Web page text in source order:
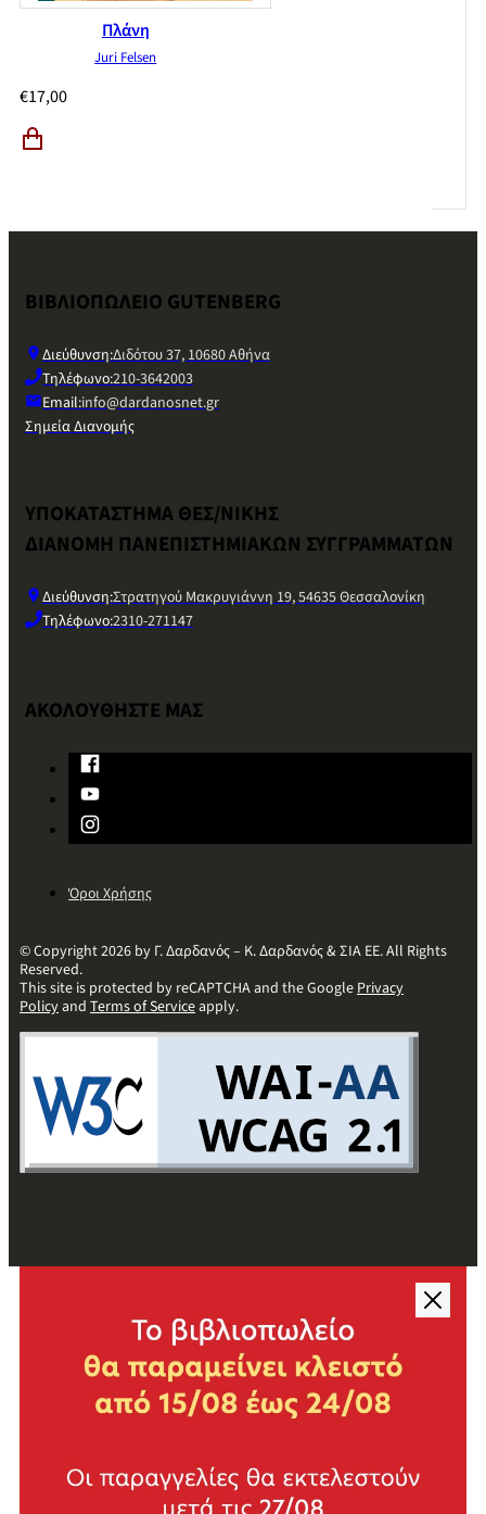
Πλάνη
Juri Felsen
€17,00
ΒΙΒΛΙΟΠΩΛΕΙΟ GUTENBERG
Διεύθυνση:Διδότου 37, 10680 Αθήνα
Τηλέφωνο:210-3642003
Email:info@dardanosnet.gr
Σημεία Διανομής
ΥΠΟΚΑΤΑΣΤΗΜΑ ΘΕΣ/ΝΙΚΗΣ
ΔΙΑΝΟΜΗ ΠΑΝΕΠΙΣΤΗΜΙΑΚΩΝ ΣΥΓΓΡΑΜΜΑΤΩΝ
Διεύθυνση:Στρατηγού Μακρυγιάννη 19, 54635 Θεσσαλονίκη
Τηλέφωνο:2310-271147
ΑΚΟΛΟΥΘΗΣΤΕ ΜΑΣ
Όροι Χρήσης
© Copyright 2026 by Γ. Δαρδανός – Κ. Δαρδανός & ΣΙΑ ΕΕ. All Rights
Reserved.
This site is protected by reCAPTCHA and the GooglePrivacy
Policyand Terms of Serviceapply.